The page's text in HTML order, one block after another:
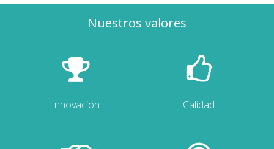
Nuestros valores
Innovación Calidad